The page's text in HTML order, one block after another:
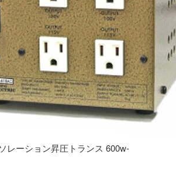
レーション昇圧トランス 600w-